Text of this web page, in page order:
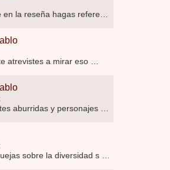
atrevistes a mirar eso …
sobre la diversidad s …